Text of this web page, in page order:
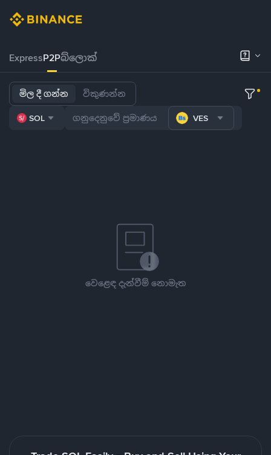
ExpressP2Pබ්ලොක්
මිල දී ගන්න විකුණන්න
SOL VES
වෙළෙඳ දැන්වීම් නොමැත